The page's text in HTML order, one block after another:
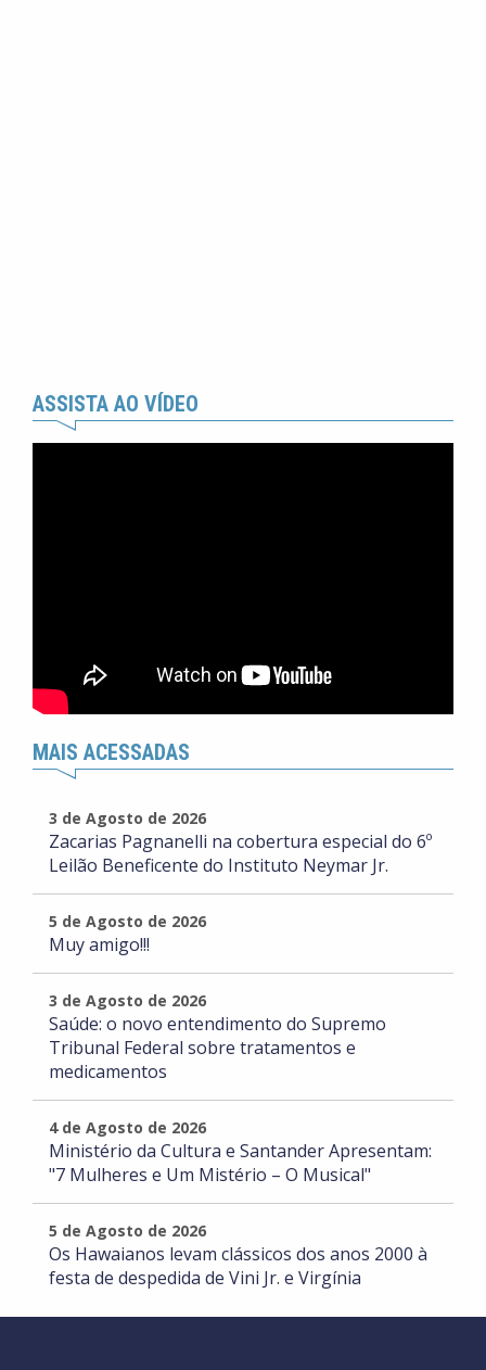
ASSISTA AO VÍDEO
MAIS ACESSADAS
3 de Agosto de 2026
Zacarias Pagnanelli na cobertura especial do 6º
Leilão Beneficente do Instituto Neymar Jr.
5 de Agosto de 2026
Muy amigo!!!
3 de Agosto de 2026
Saúde: o novo entendimento do Supremo
Tribunal Federal sobre tratamentos e
medicamentos
4 de Agosto de 2026
Ministério da Cultura e Santander Apresentam:
"7 Mulheres e Um Mistério – O Musical"
5 de Agosto de 2026
Os Hawaianos levam clássicos dos anos 2000 à
festa de despedida de Vini Jr. e Virgínia